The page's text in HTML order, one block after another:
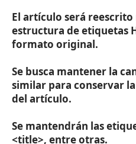
El artículo será
estructura de etiquetas
formato original.
Se busca mantener la
similar para conservar
del artículo.
Se mantendrán las
<title>, entre otras.